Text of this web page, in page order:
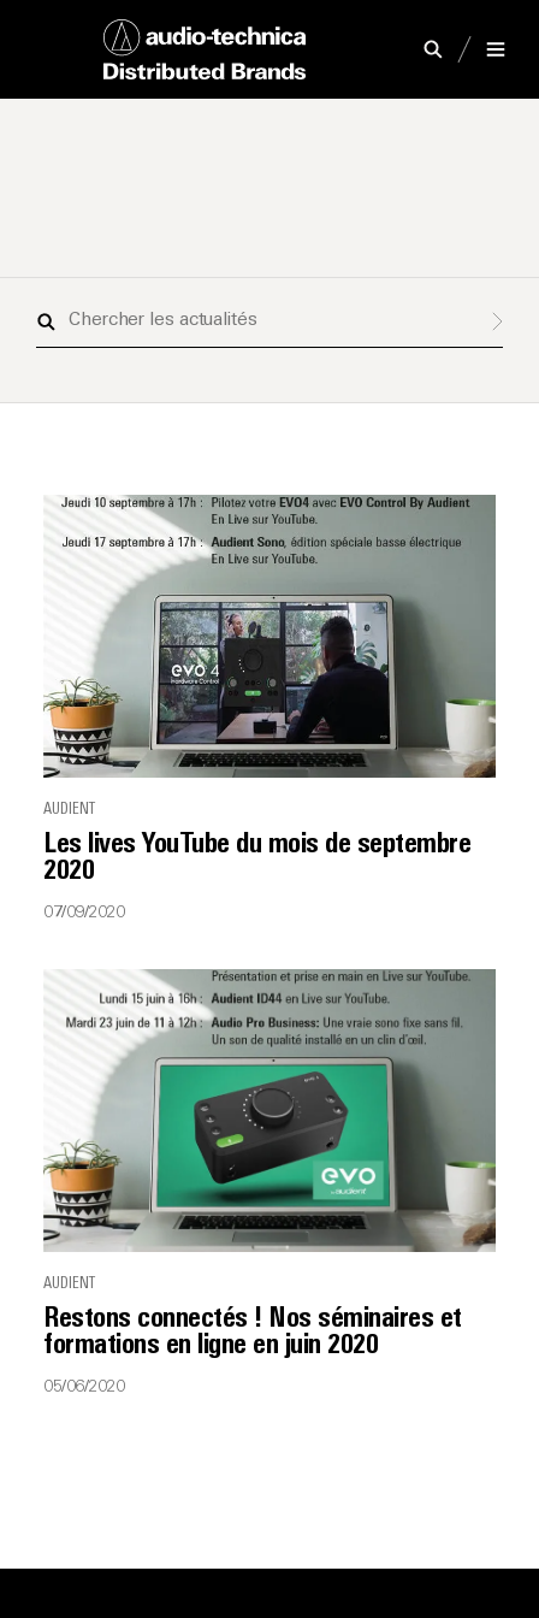
Chercher
AUDIENT
Les lives YouTube du mois de septembre
2020
07/09/2020
AUDIENT
Restons connectés ! Nos séminaires et
formations en ligne en juin 2020
05/06/2020